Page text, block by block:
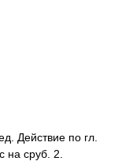
Действие по гл.
на сруб. 2.